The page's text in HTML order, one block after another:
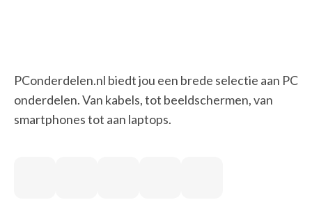
PConderdelen.nl biedt jou een brede selectie aan PC
onderdelen. Van kabels, tot beeldschermen, van
smartphones tot aan laptops.